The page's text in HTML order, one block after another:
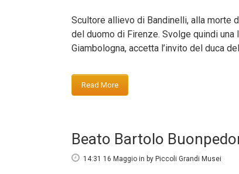
Scultore allievo di Bandinelli, alla morte
del duomo di Firenze. Svolge quindi
Giambologna, accetta l’invito del duca
Read More
Beato Bartolo
14:31 16 Maggio in by Piccoli Grandi Musei